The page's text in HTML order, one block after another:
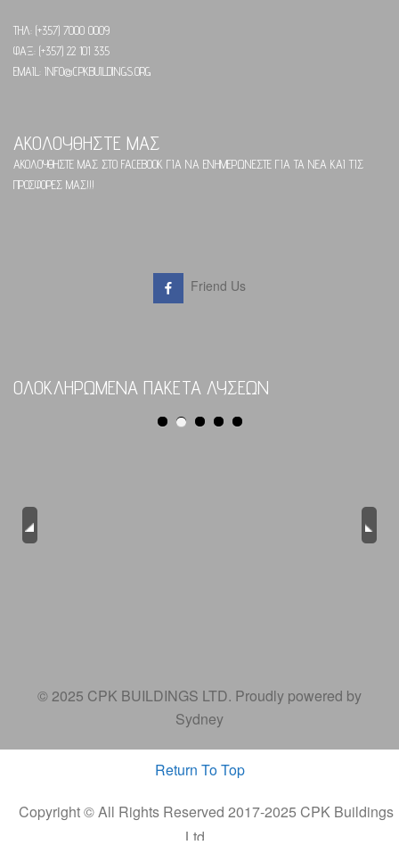
ΤΗΛ: (+357) 7000 0009
ΦΑΞ: (+357) 22 101 335
EMAIL: INFO@CPKBUILDINGS.ORG
ΑΚΟΛΟΥΘΗΣΤΕ ΜΑΣ
ΑΚΟΛΟΥΘΗΣΤΕ ΜΑΣ ΣΤΟ FACEBOOK ΓΙΑ ΝΑ ΕΝΗΜΕΡΩΝΕΣΤΕ ΓΙΑ ΤΑ ΝΕΑ ΚΑΙ ΤΙΣ
ΠΡΟΣΦΟΡΕΣ ΜΑΣ!!!
Friend Us
ΟΛΟΚΛΗΡΩΜΕΝΑ ΠΑΚΕΤΑ ΛΥΣΕΩΝ
Previous Next
© 2025 CPK BUILDINGS LTD. Proudly powered by
Sydney
Return To Top
Copyright © All Rights Reserved 2017-2025 CPK Buildings
Ltd